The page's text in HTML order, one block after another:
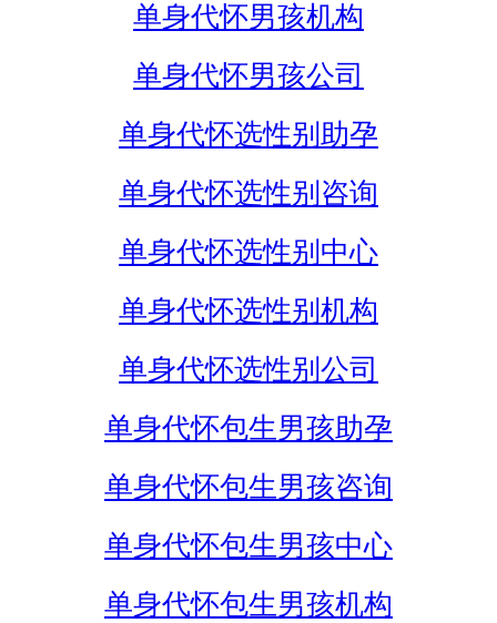
单身代怀男孩机构
单身代怀男孩公司
单身代怀选性别助孕
单身代怀选性别咨询
单身代怀选性别中心
单身代怀选性别机构
单身代怀选性别公司
单身代怀包生男孩助孕
单身代怀包生男孩咨询
单身代怀包生男孩中心
单身代怀包生男孩机构